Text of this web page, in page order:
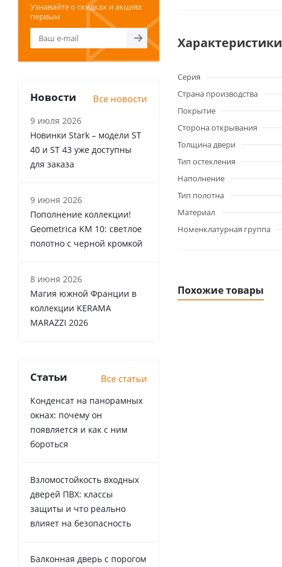
Характеристики
Серия
Страна производства
Покрытие
Сторона открывания
Толщина двери
Тип остекления
Наполнение
Тип полотна
Материал
Номенклатурная группа
Похожие товары
Узнавайте о скидках и акциях
первым
Новости Все новости
9 июля 2026
Новинки Stark – модели ST
40 и ST 43 уже доступны
для заказа
9 июня 2026
Пополнение коллекции!
Geometrica KM 10: светлое
полотно с черной кромкой
8 июня 2026
Магия южной Франции в
коллекции KERAMA
MARAZZI 2026
Статьи Все статьи
Конденсат на панорамных
окнах: почему он
появляется и как с ним
бороться
Взломостойкость входных
дверей ПВХ: классы
защиты и что реально
влияет на безопасность
Балконная дверь с порогом